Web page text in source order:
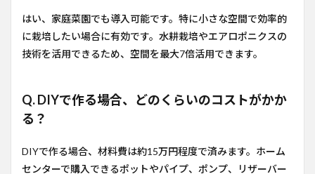
はい、家庭菜園でも導入可能です。特に小さな空間で効率的
に栽培したい場合に有効です。水耕栽培やエアロポニクスの
技術を活用できるため、空間を最大7倍活用できます。
Q. DIYで作る場合、どのくらいのコストがかか
る？
DIYで作る場合、材料費は約15万円程度で済みます。ホーム
センターで購入できるポットやパイプ、ポンプ、リザーバー